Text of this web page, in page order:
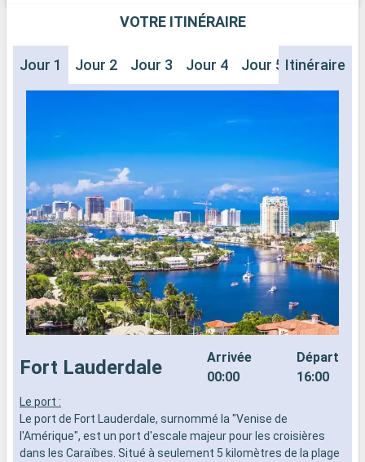
VOTRE ITINÉRAIRE
Jour 1 Jour 2 Jour 3 Jour 4 Jour 5 Jour 6
Itinéraire
Fort Lauderdale
Arrivée
00:00
Départ
16:00
Le port :
Le port de Fort Lauderdale, surnommé la "Venise de
l'Amérique", est un port d'escale majeur pour les croisières
dans les Caraïbes. Situé à seulement 5 kilomètres de la plage